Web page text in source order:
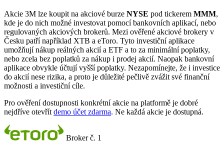
Akcie 3M lze koupit na akciové burze NYSE pod tickerem MMM,
kde je do nich možné investovat pomocí bankovních aplikací, nebo
regulovaných akciových brokerů. Mezi ověřené akciové brokery v
Česku patří například XTB a eToro. Tyto investiční aplikace
umožňují nákup reálných akcií a ETF a to za minimální poplatky,
nebo zcela bez poplatků za nákup i prodej akcií. Naopak bankovní
aplikace obvykle účtují vyšší poplatky. Nezapomínejte, že i investice
do akcií nese rizika, a proto je důležité pečlivě zvážit své finanční
možnosti a investiční cíle.
Pro ověření dostupnosti konkrétní akcie na platformě je dobré
nejdříve otevřít demo účet zdarma. Ne každá akcie je dostupná.
Broker č. 1